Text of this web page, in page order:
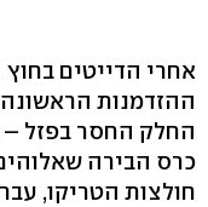
אחרי הדייטים
ההזדמנות
החלק החסר בפזל
כרס הבירה
חולצות הטריקו,